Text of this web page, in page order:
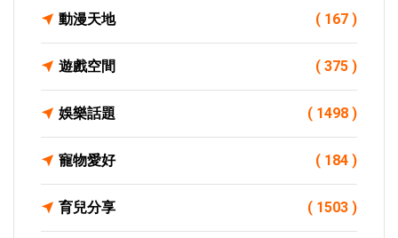
動漫天地 ( 167 )
遊戲空間 ( 375 )
娛樂話題 ( 1498 )
寵物愛好 ( 184 )
育兒分享 ( 1503 )